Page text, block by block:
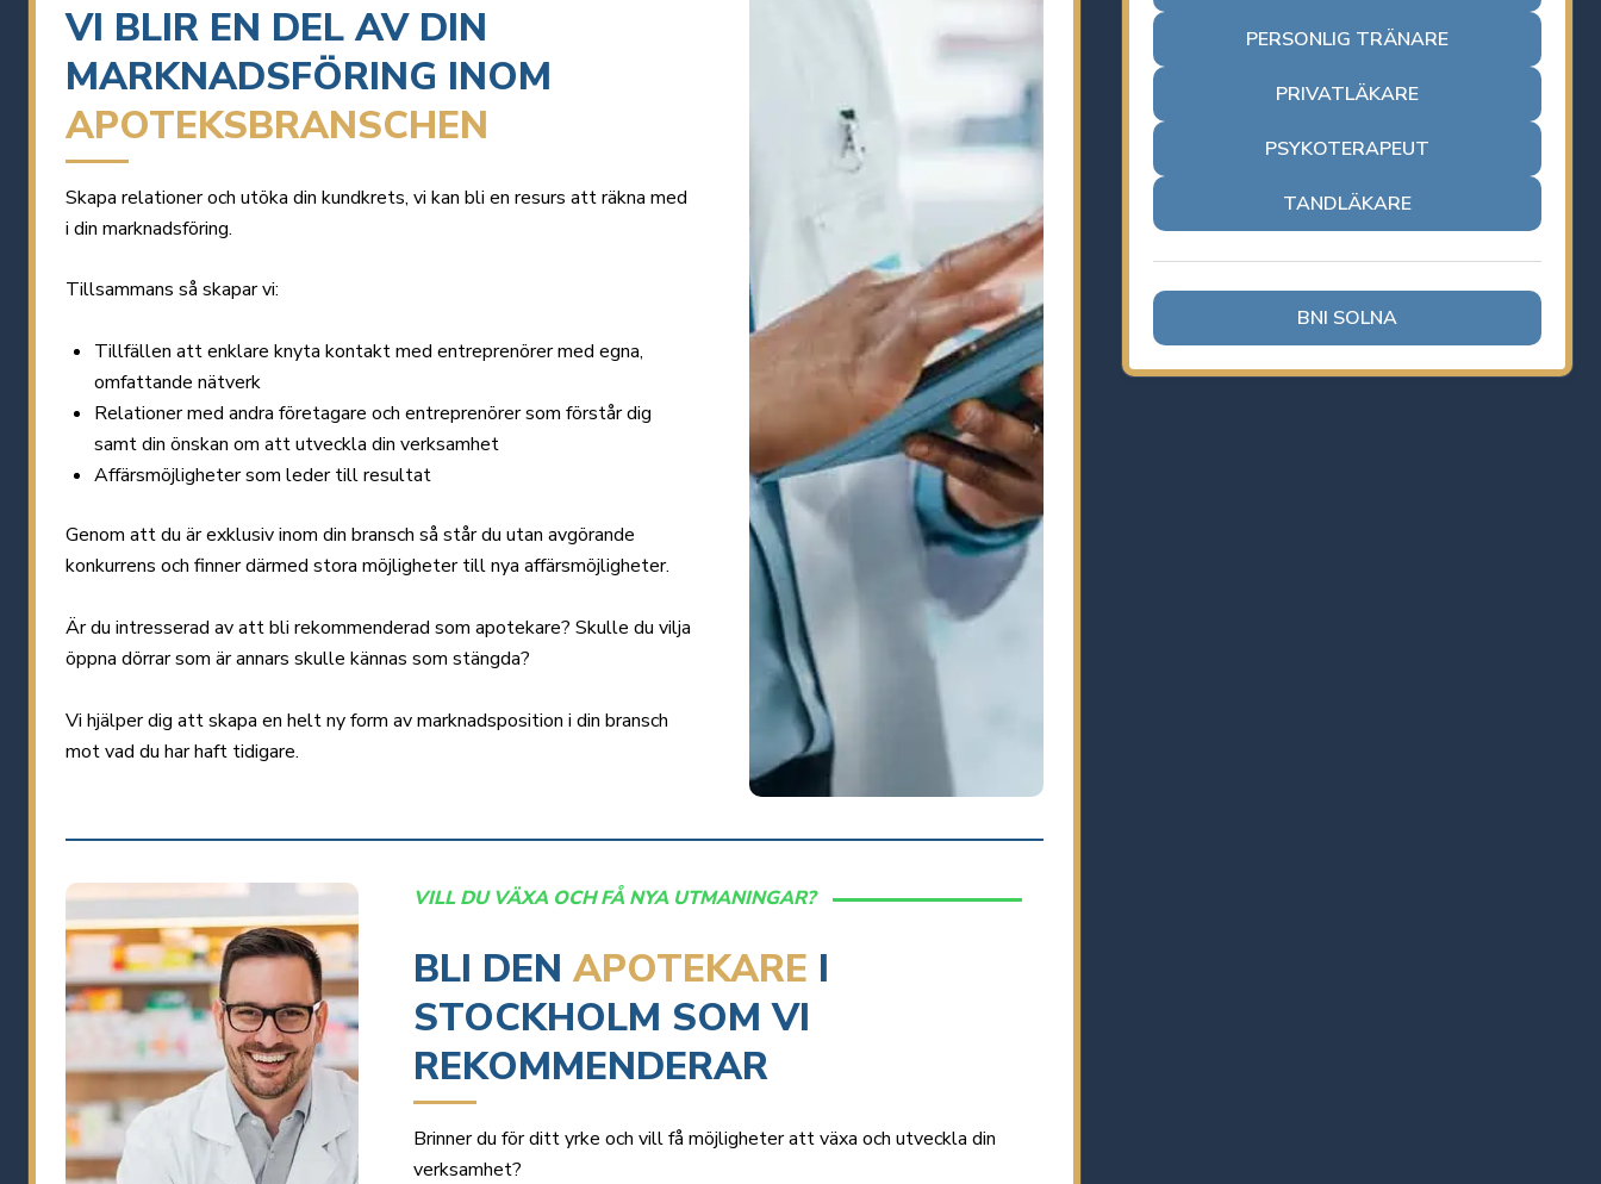
VI BLIR EN DEL AV DIN
MARKNADSFÖRING INOM
APOTEKSBRANSCHEN
Skapa relationer och utöka din kundkrets, vi kan bli en resurs att räkna med
i din marknadsföring.
Tillsammans så skapar vi:
Tillfällen att enklare knyta kontakt med entreprenörer med egna,
omfattande nätverk
Relationer med andra företagare och entreprenörer som förstår dig
samt din önskan om att utveckla din verksamhet
Affärsmöjligheter som leder till resultat
Genom att du är exklusiv inom din bransch så står du utan avgörande
konkurrens och finner därmed stora möjligheter till nya affärsmöjligheter.
Är du intresserad av att bli rekommenderad som apotekare? Skulle du vilja
öppna dörrar som är annars skulle kännas som stängda?
Vi hjälper dig att skapa en helt ny form av marknadsposition i din bransch
mot vad du har haft tidigare.
VILL DU VÄXA OCH FÅ NYA UTMANINGAR?
BLI DENAPOTEKARE I
STOCKHOLM SOM VI
REKOMMENDERAR
Brinner du för ditt yrke och vill få möjligheter att växa och utveckla din
verksamhet?
PERSONLIG TRÄNARE
PRIVATLÄKARE
PSYKOTERAPEUT
TANDLÄKARE
BNI SOLNA